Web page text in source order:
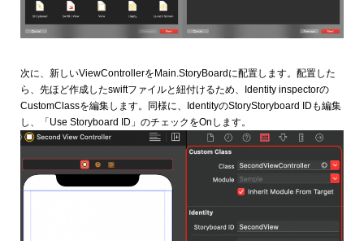
次に、新しいViewControllerをMain.StoryBoardに配置します。配置した
ら、先ほど作成したswiftファイルと紐付けるため、Identity inspectorの
CustomClassを編集します。同様に、IdentityのStoryStoryboard IDも編集
し、「Use Storyboard ID」のチェックをOnします。